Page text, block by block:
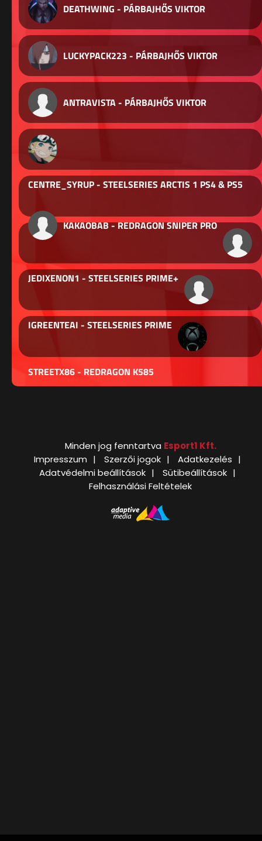
DEATHWING - PÁRBAJHŐS VIKTOR
LUCKYPACK223 - PÁRBAJHŐS VIKTOR
ANTRAVISTA - PÁRBAJHŐS VIKTOR
CENTRE_SYRUP - STEELSERIES ARCTIS 1 PS4 & PS5
KAKAOBAB - REDRAGON SNIPER PRO
JEDIXENON1 - STEELSERIES PRIME+
IGREENTEAI - STEELSERIES PRIME
STREETX86 - REDRAGON K585
Minden jog fenntartva Esport1 Kft.
Impresszum
Szerzői jogok
Adatkezelés
Adatvédelmi beállítások
Sütibeállítások
Felhasználási Feltételek